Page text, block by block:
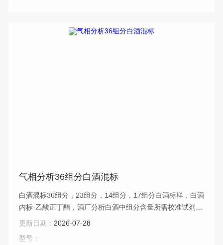
气相分析36组分白酒混标
白酒混标36组分，23组分，14组分，17组分白酒标样，白酒
内标-乙酸正丁酯，酒厂分析白酒中组分含量所需校准试剂-
白酒混标、气相分析36组分白酒混标
更新日期： 2026-07-28
型号：